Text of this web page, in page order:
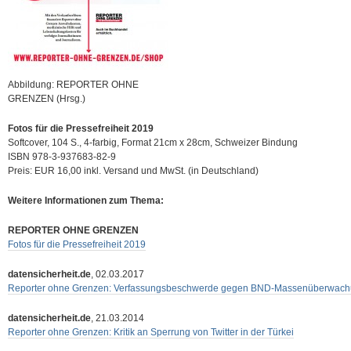
Abbildung: REPORTER OHNE
GRENZEN (Hrsg.)
Fotos für die Pressefreiheit 2019
Softcover, 104 S., 4-farbig, Format 21cm x 28cm, Schweizer Bindung
ISBN 978-3-937683-82-9
Preis: EUR 16,00 inkl. Versand und MwSt. (in Deutschland)
Weitere Informationen zum Thema:
REPORTER OHNE GRENZEN
Fotos für die Pressefreiheit 2019
datensicherheit.de, 02.03.2017
Reporter ohne Grenzen: Verfassungsbeschwerde gegen BND-
datensicherheit.de, 21.03.2014
Reporter ohne Grenzen: Kritik an Sperrung von Twitter in der Türkei